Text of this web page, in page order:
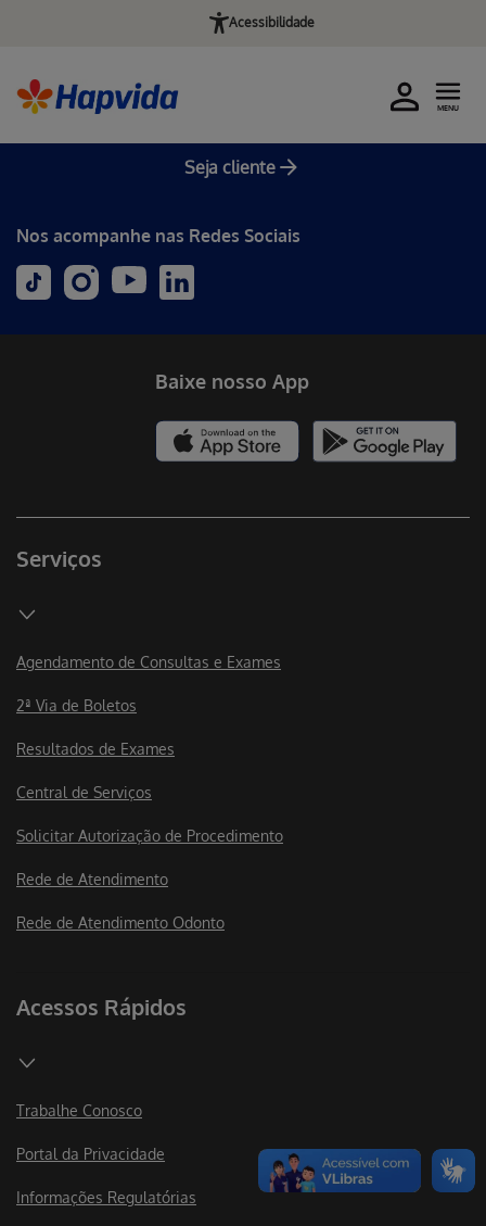
Acessibilidade
Seja cliente
MENU
Nos acompanhe nas Redes Sociais
Serviços
Agendamento de Consultas e Exames
2ª Via de Boletos
Resultados de Exames
Central de Serviços
Solicitar Autorização de Procedimento
Rede de Atendimento
Rede de Atendimento Odonto
Acessos Rápidos
Trabalhe Conosco
Portal da Privacidade
Informações Regulatórias
Baixe nosso App